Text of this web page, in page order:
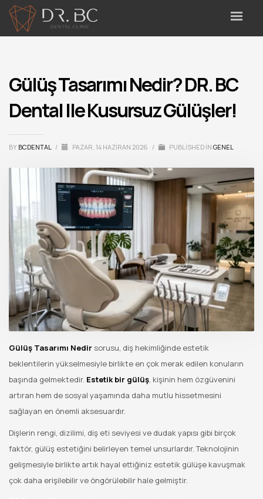
Gülüş Tasarımı Nedir? DR. BC
Dental Ile Kusursuz Gülüşler!
BY BCDENTAL / PAZAR, 14 HAZIRAN 2026 / PUBLISHED IN GENEL
Gülüş Tasarımı Nedir sorusu, diş hekimliğinde estetik
beklentilerin yükselmesiyle birlikte en çok merak edilen konuların
başında gelmektedir. Estetik bir gülüş, kişinin hem özgüvenini
artıran hem de sosyal yaşamında daha mutlu hissetmesini
sağlayan en önemli aksesuardır.
Dişlerin rengi, dizilimi, diş eti seviyesi ve dudak yapısı gibi birçok
faktör, gülüş estetiğini belirleyen temel unsurlardır. Teknolojinin
gelişmesiyle birlikte artık hayal ettiğiniz estetik gülüşe kavuşmak
çok daha erişilebilir ve öngörülebilir hale gelmiştir.